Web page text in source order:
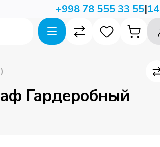
+998 78 555 33 55|
)
Гардеробный